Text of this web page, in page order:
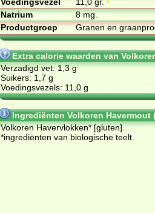
Natrium
8 mg.
Productgroep
Granen en
Extra calorie waarden van
Verzadigd vet: 1,3 g
Suikers: 1,7 g
Voedingsvezels: 11,0 g
Ingrediënten Volkoren Havermout
Volkoren Havervlokken* [gluten].
*ingrediënten van biologische teelt.